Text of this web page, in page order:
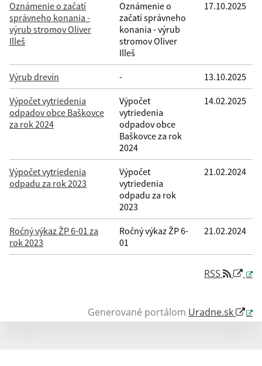
Oznámenie o začatí
správneho konania -
výrub stromov Oliver
Illeš
Oznámenie o
začatí správneho
konania - výrub
stromov Oliver
Illeš
17.10.2025
Výrub drevín - 13.10.2025
Výpočet vytriedenia
odpadov obce Baškovce
za rok 2024
Výpočet
vytriedenia
odpadov obce
Baškovce za rok
2024
14.02.2025
Výpočet vytriedenia
odpadu za rok 2023
Výpočet
vytriedenia
odpadu za rok
2023
21.02.2024
Ročný výkaz ŽP 6-01 za
rok 2023
Ročný výkaz ŽP 6-
01
21.02.2024
RSS
Generované portálom Uradne.sk